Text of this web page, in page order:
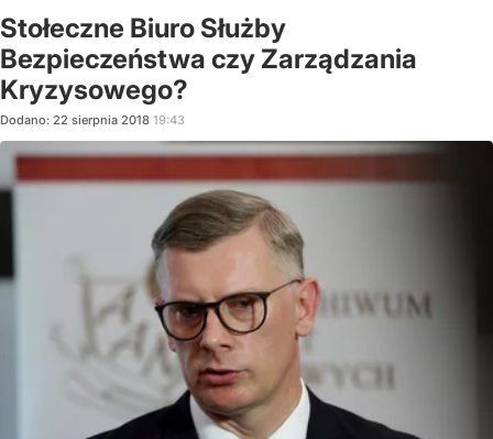
Stołeczne Biuro Służby
Bezpieczeństwa czy Zarządzania
Kryzysowego?
Dodano: 22 sierpnia 2018 19:43